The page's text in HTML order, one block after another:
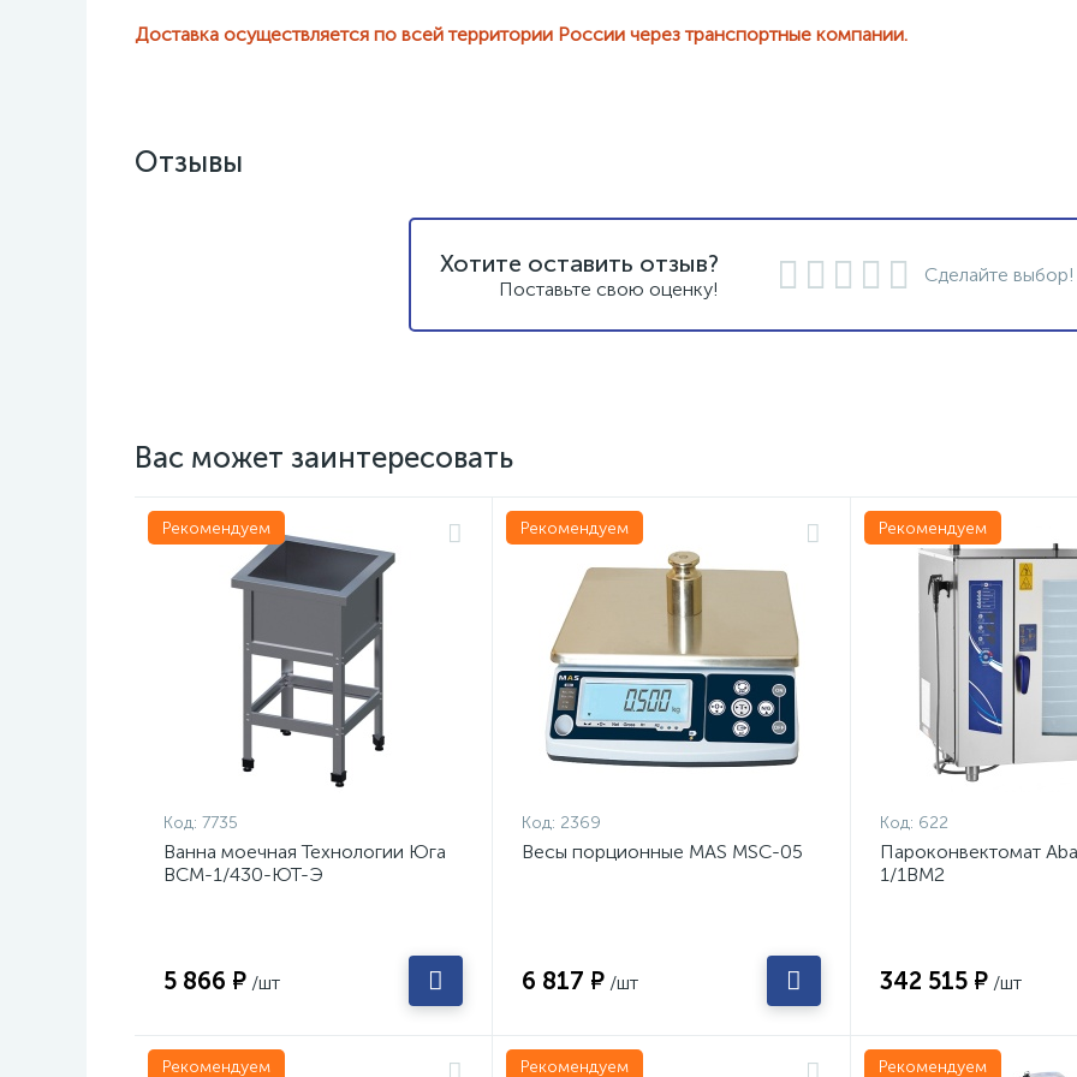
Доставка осуществляется по всей территории России через транспортные компании.
Отзывы
Хотите оставить отзыв?
Поставьте свою оценку!
Сделайте выбор!
Вас может заинтересовать
Рекомендуем
Код: 7735
Ванна моечная Технологии Юга
ВСМ-1/430-ЮТ-Э
5 866 ₽ /шт
Рекомендуем
Код: 2369
Весы порционные MAS MSC-05
6 817 ₽ /шт
Рекомендуем
Код: 622
Пароконвектомат
1/1ВМ2
342 515 ₽ /шт
Рекомендуем Рекомендуем Рекомендуем